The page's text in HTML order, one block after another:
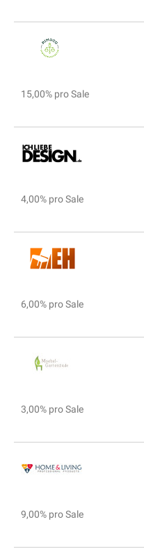
15,00% pro Sale
4,00% pro Sale
6,00% pro Sale
3,00% pro Sale
9,00% pro Sale